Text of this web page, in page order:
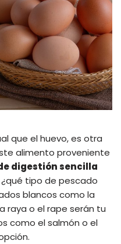
que el huevo, es otra
alimento proveniente
digestión sencilla
tipo de pescado
blancos como la
raya o el rape serán tu
como el salmón o el